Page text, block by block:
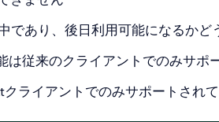
であり、後日利用可能になるかど
は従来のクライアントでのみサポ
クライアントでのみサポートされて